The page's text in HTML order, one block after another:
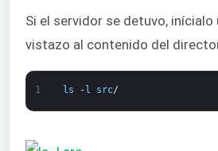
Si el servidor se detuvo, inícialo
vistazo al contenido del
1 ls - l src/